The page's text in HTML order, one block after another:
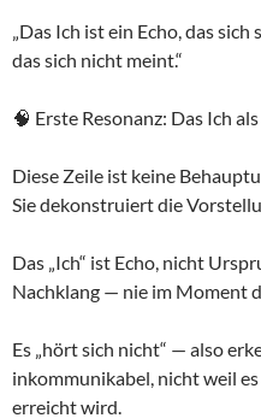
„Das Ich ist ein Echo, das
das sich nicht meint.“
🧠 Erste Resonanz: Das Ich
Diese Zeile ist keine
Sie dekonstruiert die
Das „Ich“ ist Echo, nicht
Nachklang — nie im Moment
Es „hört sich nicht“ — also
inkommunikabel, nicht weil
erreicht wird.